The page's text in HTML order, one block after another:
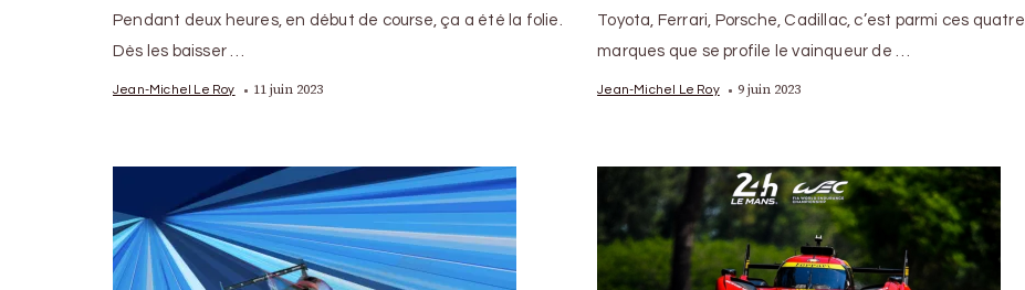
Pendant deux heures, en début de course, ça a été la folie.
Dès les baisser …
Jean-Michel Le Roy 11 juin 2023
Toyota, Ferrari, Porsche, Cadillac, c’est parmi ces quatre
marques que se profile le vainqueur de …
Jean-Michel Le Roy 9 juin 2023